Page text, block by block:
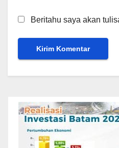
Beritahu saya akan